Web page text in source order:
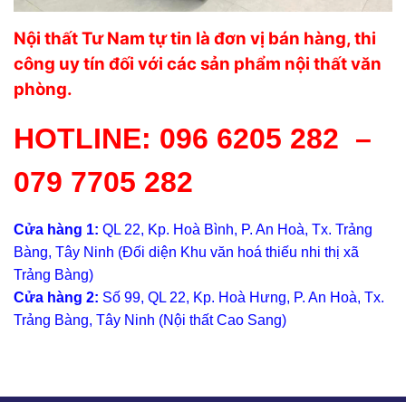
Nội thất Tư Nam tự tin là đơn vị bán hàng, thi
công uy tín đối với các sản phẩm nội thất văn
phòng.
HOTLINE: 096 6205 282 –
079 7705 282
Cửa hàng 1: QL 22, Kp. Hoà Bình, P. An Hoà, Tx. Trảng
Bàng, Tây Ninh (Đối diện Khu văn hoá thiếu nhi thị xã
Trảng Bàng)
Cửa hàng 2: Số 99, QL 22, Kp. Hoà Hưng, P. An Hoà, Tx.
Trảng Bàng, Tây Ninh (Nội thất Cao Sang)